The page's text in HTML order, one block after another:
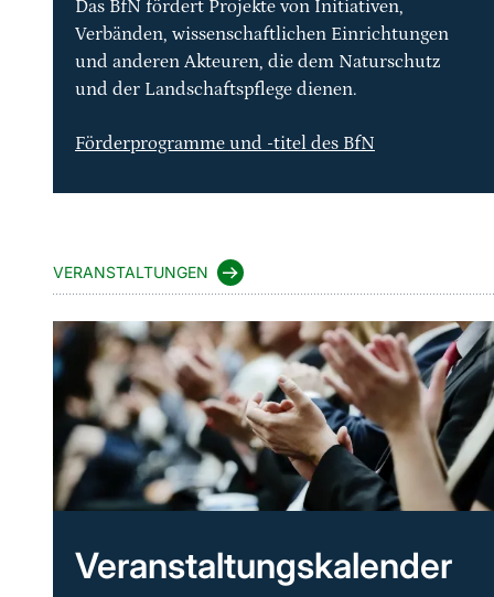
Das BfN fördert Projekte von Initiativen,
Verbänden, wissenschaftlichen Einrichtungen
und anderen Akteuren, die dem Naturschutz
und der Landschaftspflege dienen.
Förderprogramme und -titel des BfN
VERANSTALTUNGEN
Veranstaltungskalender